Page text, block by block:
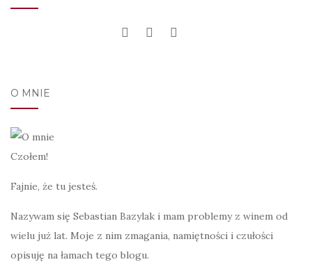
O MNIE
Czołem!
Fajnie, że tu jesteś.
Nazywam się Sebastian Bazylak i mam problemy z winem od
wielu już lat. Moje z nim zmagania, namiętności i czułości
opisuję na łamach tego blogu.